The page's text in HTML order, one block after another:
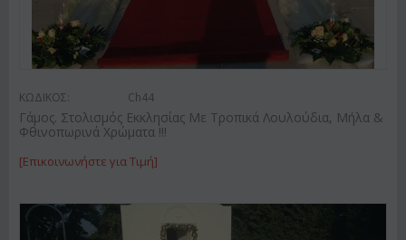
ΚΩΔΙΚΟΣ: Ch44
Γάμος. Στολισμός Εκκλησίας Με Τροπικά Λουλούδια, Μήλα &
Φθινοπωρινά Χρώματα !!!
[Επικοινωνήστε για Τιμή]